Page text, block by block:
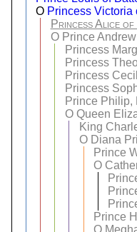
O Princess Victoria
Princess Alice
O Prince
Princess
Princess
Princess
Princess
Prince Philip,
O Queen
King
O Diana
Prince
O
Prince
O